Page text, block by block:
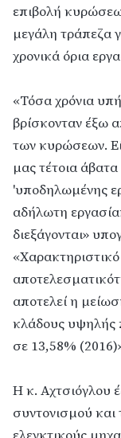
επιβολή
μεγάλη τράπεζα
χρονικά όρια
«Τόσα χρόνια
βρίσκονταν έξω
των κυρώσεων.
μας τέτοια
'υποδηλωμένης
αδήλωτη
διεξάγονται»
αποτελεί η
κλάδους υψηλής
σε 13,58%
Η κ. Αχτσιόγλου
συντονισμού